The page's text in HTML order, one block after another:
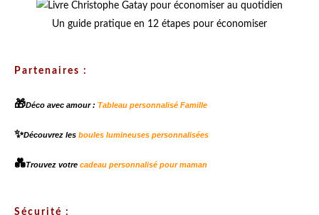
Un guide pratique en 12 étapes pour économiser
Partenaires :
🎁Déco avec amour : Tableau personnalisé Famille
✨Découvrez les boules lumineuses personnalisées
💑Trouvez votre cadeau personnalisé pour maman
Sécurité :